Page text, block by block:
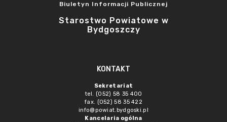
Biuletyn Informacji Publicznej
Starostwo Powiatowe w
Bydgoszczy
KONTAKT
Sekretariat
tel. (052) 58 35 400
fax. (052) 58 35 422
info@powiat.bydgoski.pl
Kancelaria ogólna